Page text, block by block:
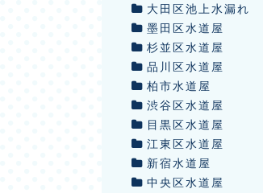
大田区池上水漏れ
墨田区水道屋
杉並区水道屋
品川区水道屋
柏市水道屋
渋谷区水道屋
目黒区水道屋
江東区水道屋
新宿水道屋
中央区水道屋